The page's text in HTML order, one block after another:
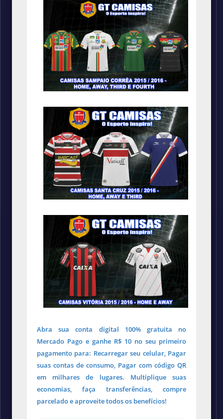
Abra sua conta digital 100% gratuita no
Mercado Pago e ganhe R$ 10 no seu primeiro
pagamento para: Recarregar seu celular, Pagar
suas contas de consumo, Pagar com código QR
em milhares de lugares. Multiplique suas
economias, faça transferências, compre
parcelado e aproveite todos os benefícios!